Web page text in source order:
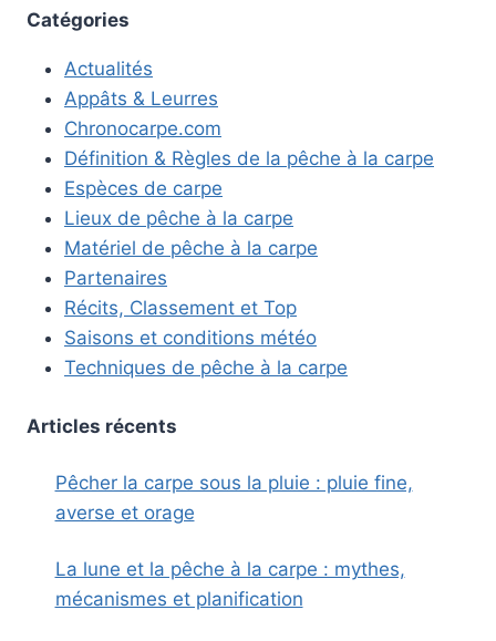
Catégories
Actualités
Appâts & Leurres
Chronocarpe.com
Définition & Règles de la pêche à la carpe
Espèces de carpe
Lieux de pêche à la carpe
Matériel de pêche à la carpe
Partenaires
Récits, Classement et Top
Saisons et conditions météo
Techniques de pêche à la carpe
Articles récents
Pêcher la carpe sous la pluie : pluie fine,
averse et orage
La lune et la pêche à la carpe : mythes,
mécanismes et planification